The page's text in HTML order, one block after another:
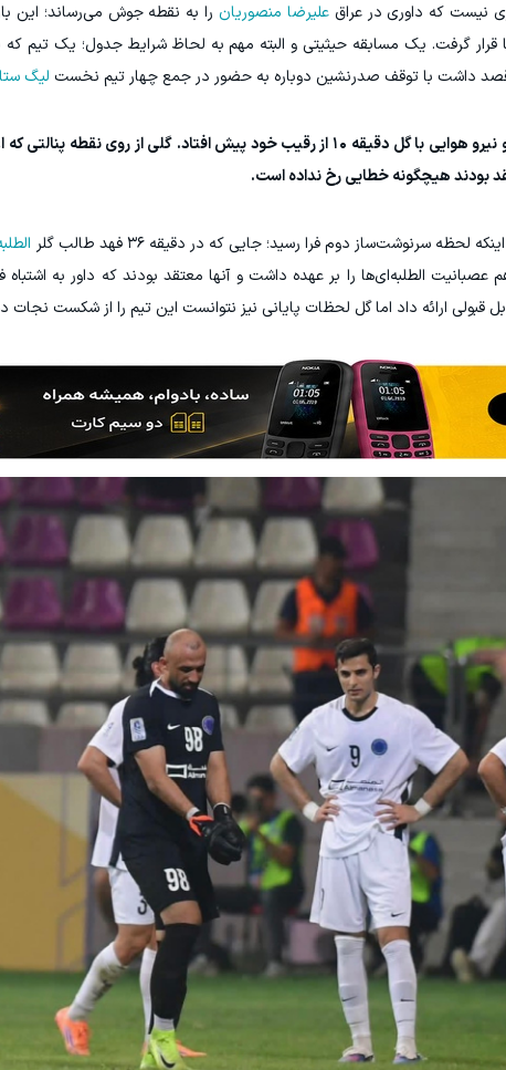
نیست که داوری در عراقعلیرضا منصوریان را به نقطه جوش می‌رساند؛ این
گرفت. یک مسابقه حیثیتی و البته مهم به لحاظ شرایط جدول؛ یک تیم که
قصد داشت با توقف صدرنشین دوباره به حضور در جمع چهار تیم نخست لیگ
بازی از همان ابتدا انفجاری آغاز شد و نیرو هوایی با گل دقیقه ١٠ از رقیب خود پیش افتاد.
بودند هیچگونه خطایی رخ نداده است.
سرنوشت‌ساز دوم فرا رسید؛ جایی که در دقیقه ٣۶ فهد طالب گلر
عصبانیت الطلبه‌ای‌ها را بر عهده داشت و آنها معتقد بودند که داور به
قبولی ارائه داد اما گل لحظات پایانی نیز نتوانست این تیم را از شکست نجات